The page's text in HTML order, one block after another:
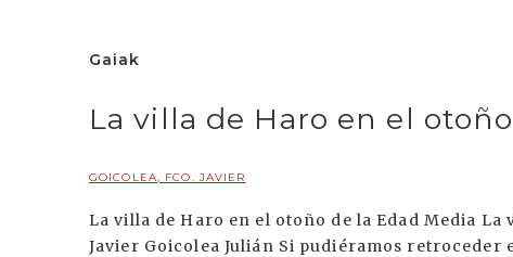
Gaiak
La villa de Haro en el
GOICOLEA, FCO. JAVIER
La villa de Haro en el otoño de la Edad Media
Javier Goicolea Julián Si pudiéramos retroceder